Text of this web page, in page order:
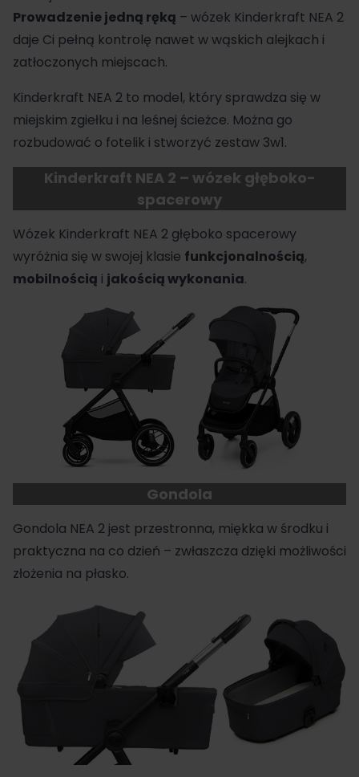
Prowadzenie jedną ręką – wózek Kinderkraft NEA 2
daje Ci pełną kontrolę nawet w wąskich alejkach i
zatłoczonych miejscach.
Kinderkraft NEA 2 to model, który sprawdza się w
miejskim zgiełku i na leśnej ścieżce. Można go
rozbudować o fotelik i stworzyć zestaw 3w1.
Kinderkraft NEA 2 – wózek głęboko-
spacerowy
Wózek Kinderkraft NEA 2 głęboko spacerowy
wyróżnia się w swojej klasie funkcjonalnością,
mobilnością i jakościąwykonania.
Gondola
Gondola NEA 2 jest przestronna, miękka w środku i
praktyczna na co dzień – zwłaszcza dzięki możliwości
złożenia na płasko.